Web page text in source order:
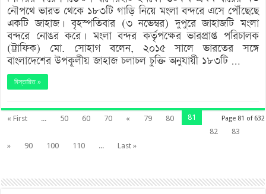
নৌপথে ভারত থেকে ১৮৩টি গাড়ি নিয়ে মংলা বন্দরে এসে পৌঁছেছে
একটি জাহাজ। বৃহস্পতিবার (৩ নভেম্বর) দুপুরে জাহাজটি মংলা
বন্দরে নোঙর করে। মংলা বন্দর কর্তৃপক্ষের ভারপ্রাপ্ত পরিচালক
(ট্রাফিক) মো. সোহাগ বলেন, ২০১৫ সালে ভারতের সঙ্গে
বাংলাদেশের উপকূলীয় জাহাজ চলাচল চুক্তি অনুযায়ী ১৮৩টি …
বিস্তারিত »
Page 81 of 632
« First ... 50 60 70 « 79 80
81
82
83
»
90 100 110 ... Last »